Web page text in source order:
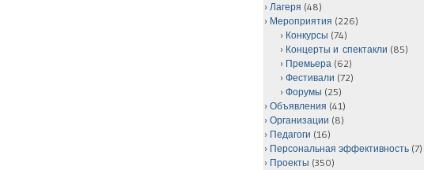
Лагеря (48)
Мероприятия (226)
Конкурсы (74)
Концерты и спектакли (85)
Премьера (62)
Фестивали (72)
Форумы (25)
Объявления (41)
Организации (8)
Педагоги (16)
Персональная эффективность (7)
Проекты (350)